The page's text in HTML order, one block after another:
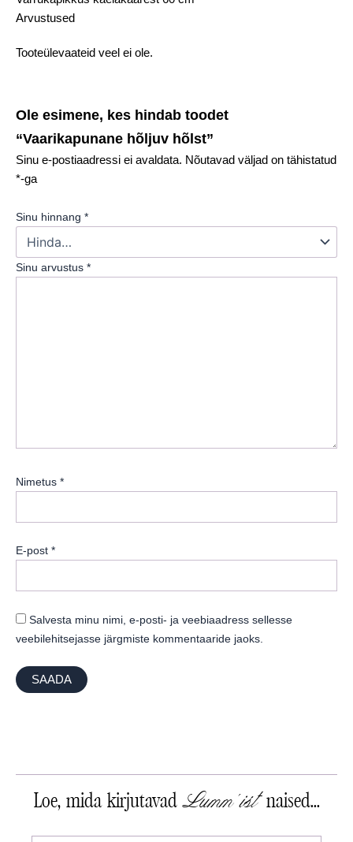
Arvustused
Tooteülevaateid veel ei ole.
Ole esimene, kes hindab toodet
“Vaarikapunane hõljuv hõlst”
Sinu e-postiaadressi ei avaldata. Nõutavad väljad on tähistatud
*-ga
Sinu hinnang *
Sinu arvustus *
Nimetus *
E-post *
Salvesta minu nimi, e-posti- ja veebiaadress sellesse
veebilehitsejasse järgmiste kommentaaride jaoks.
Loe, mida kirjutavadLumm'ist naised...